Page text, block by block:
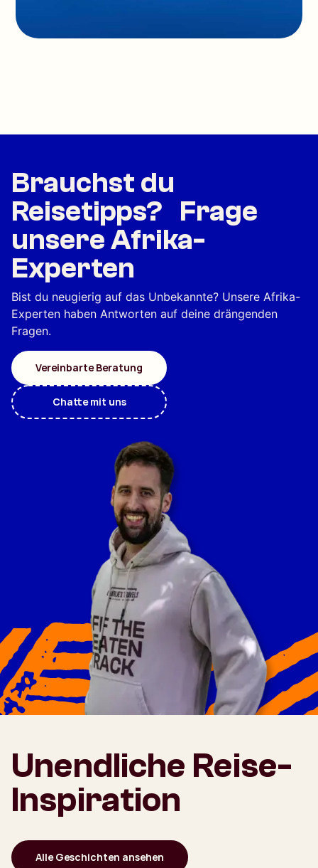
Brauchst du
Reisetipps? Frage
unsere Afrika-
Experten
Bist du neugierig auf das Unbekannte? Unsere Afrika-
Experten haben Antworten auf deine drängenden
Fragen.
Vereinbarte Beratung
Chatte mit uns
Unendliche Reise-
Inspiration
Alle Geschichten ansehen